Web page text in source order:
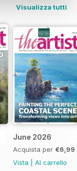
Visualizza tutti
June 2026
Acquista per €6,99
Vista
Al carrello